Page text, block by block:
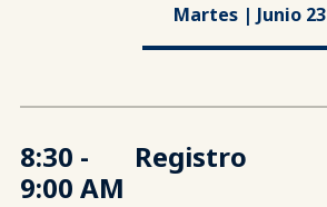
Martes | Junio 23
8:30 -
9:00 AM
Registro